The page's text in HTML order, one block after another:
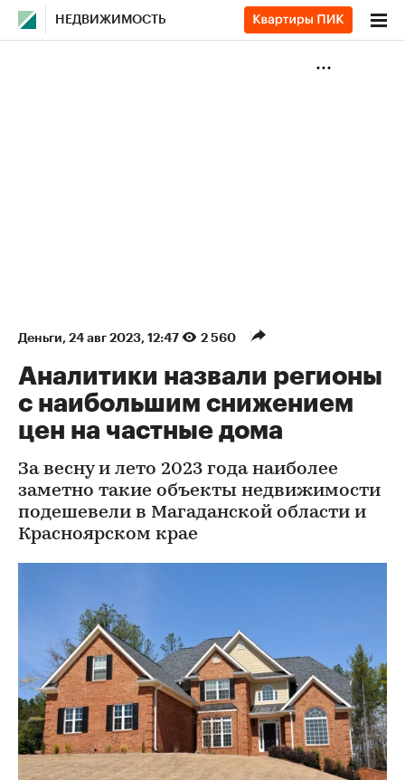
НЕДВИЖИМОСТЬ
Деньги⁠, 24 авг 2023, 12:47 2 560
Аналитики назвали регионы
с наибольшим снижением
цен на частные дома
За весну и лето 2023 года наиболее
заметно такие объекты недвижимости
подешевели в Магаданской области и
Красноярском крае